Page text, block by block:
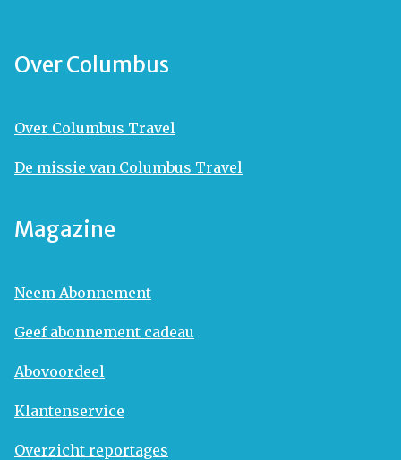
Over Columbus
Over Columbus Travel
De missie van Columbus Travel
Magazine
Neem Abonnement
Geef abonnement cadeau
Abovoordeel
Klantenservice
Overzicht reportages